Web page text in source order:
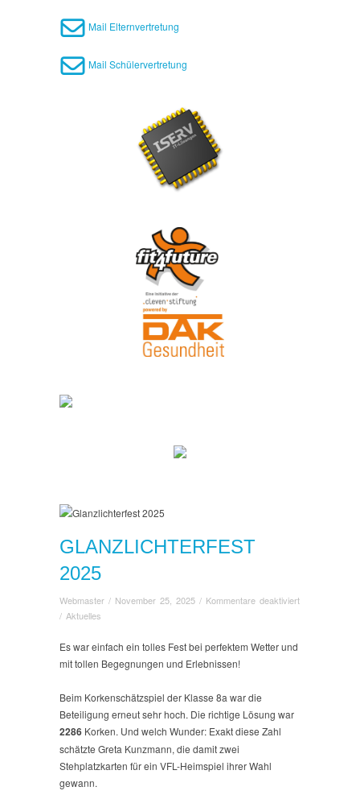
Mail Elternvertretung
Mail Schülervertretung
GLANZLICHTERFEST
2025
Webmaster / November 25, 2025 / Kommentare deaktiviertfür
/ Aktuelles
Es war einfach ein tolles Fest bei perfektem Wetter und
mit tollen Begegnungen und Erlebnissen!
Beim Korkenschätzspiel der Klasse 8a war die
Beteiligung erneut sehr hoch. Die richtige Lösung war
2286 Korken. Und welch Wunder: Exakt diese Zahl
schätzte Greta Kunzmann, die damit zwei
Stehplatzkarten für ein VFL-Heimspiel ihrer Wahl
gewann.